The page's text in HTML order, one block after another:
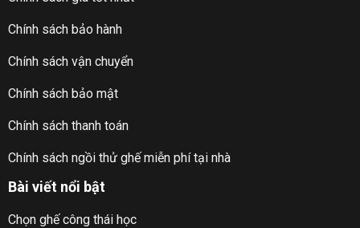
Chính sách bảo hành
Chính sách vận chuyển
Chính sách bảo mật
Chính sách thanh toán
Chính sách ngồi thử ghế miễn phí tại nhà
Bài viết nổi bật
Chọn ghế công thái học